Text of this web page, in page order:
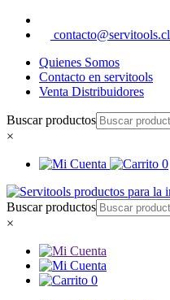
contacto@servitools.cl
Quienes Somos
Contacto en servitools
Venta Distribuidores
Buscar productos
×
0
Buscar productos
×
0